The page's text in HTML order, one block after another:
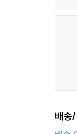
배송